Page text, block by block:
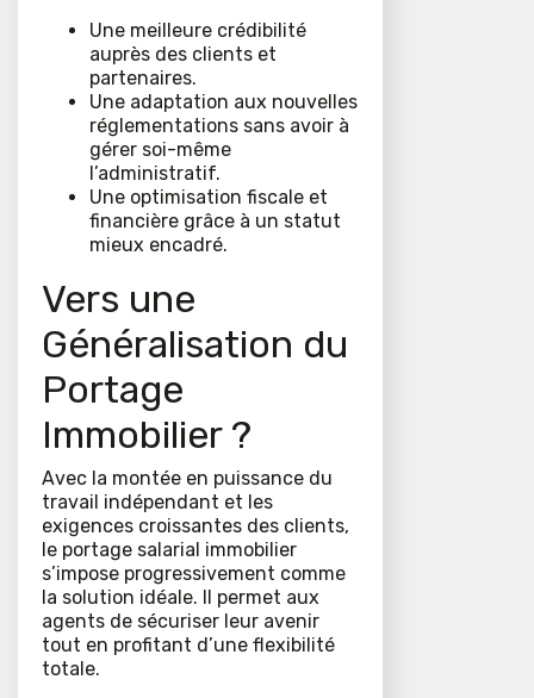
Une meilleure crédibilité
auprès des clients et
partenaires.
Une adaptation aux nouvelles
réglementations sans avoir à
gérer soi-même
l’administratif.
Une optimisation fiscale et
financière grâce à un statut
mieux encadré.
Vers une
Généralisation du
Portage
Immobilier ?
Avec la montée en puissance du
travail indépendant et les
exigences croissantes des clients,
le portage salarial immobilier
s’impose progressivement comme
la solution idéale. Il permet aux
agents de sécuriser leur avenir
tout en profitant d’une flexibilité
totale.